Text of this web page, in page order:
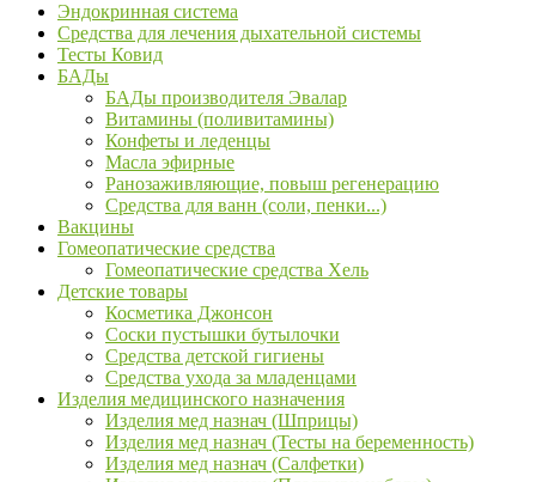
Эндокринная система
Средства для лечения дыхательной системы
Тесты Ковид
БАДы
БАДы производителя Эвалар
Витамины (поливитамины)
Конфеты и леденцы
Масла эфирные
Ранозаживляющие, повыш регенерацию
Средства для ванн (соли, пенки...)
Вакцины
Гомеопатические средства
Гомеопатические средства Хель
Детские товары
Косметика Джонсон
Соски пустышки бутылочки
Средства детской гигиены
Средства ухода за младенцами
Изделия медицинского назначения
Изделия мед назнач (Шприцы)
Изделия мед назнач (Тесты на беременность)
Изделия мед назнач (Салфетки)